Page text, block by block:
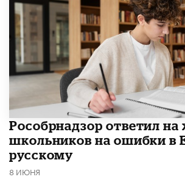
Рособрнадзор ответил
школьников на ошибки в
русскому
8 ИЮНЯ